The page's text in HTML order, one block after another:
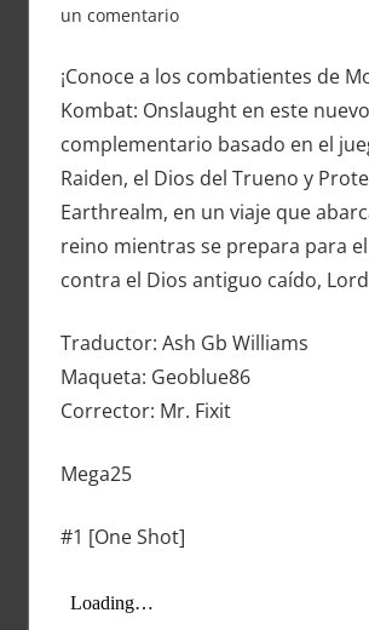
un comentario
¡Conoce a los combatientes de
Kombat: Onslaught en este
complementario basado en el
Raiden, el Dios del Trueno y
Earthrealm, en un viaje que
reino mientras se prepara para
contra el Dios antiguo caído,
Traductor: Ash Gb Williams
Maqueta: Geoblue86
Corrector: Mr. Fixit
Mega25
#1 [One Shot]